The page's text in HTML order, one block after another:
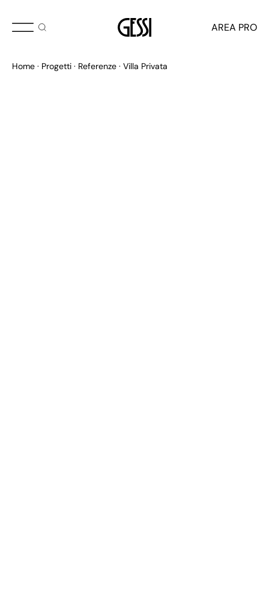
AREA PRO
Home Progetti Referenze Villa Privata